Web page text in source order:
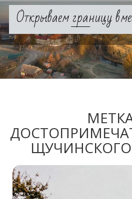
Skip
contentОткрываем границу